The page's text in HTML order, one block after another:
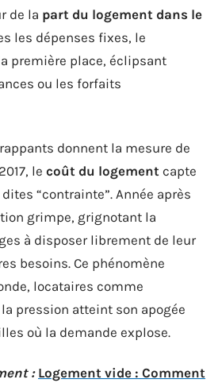
de la part du logement dans le
les dépenses fixes, le
première place, éclipsant
ou les forfaits
donnent la mesure de
le coût du logement capte
“contrainte”. Année après
grimpe, grignotant la
à disposer librement de leur
besoins. Ce phénomène
locataires comme
pression atteint son apogée
où la demande explose.
: Logement vide : Comment